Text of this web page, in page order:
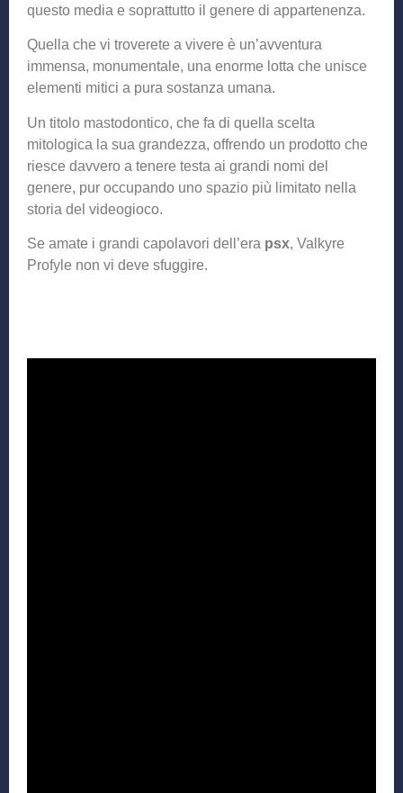
questo media e soprattutto il genere di appartenenza.
Quella che vi troverete a vivere è un’avventura
immensa, monumentale, una enorme lotta che unisce
elementi mitici a pura sostanza umana.
Un titolo mastodontico, che fa di quella scelta
mitologica la sua grandezza, offrendo un prodotto che
riesce davvero a tenere testa ai grandi nomi del
genere, pur occupando uno spazio più limitato nella
storia del videogioco.
Se amate i grandi capolavori dell’era psx, Valkyre
Profyle non vi deve sfuggire.